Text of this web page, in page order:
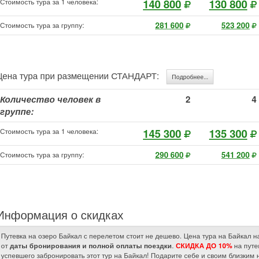
140 800 130 800
Стоимость тура за группу: 281 600 523 200
тура при размещении СТАНДАРТ: Подробнее...
Количество человек в
группе:
2 4
Стоимость тура за 1 человека: 145 300 135 300
Стоимость тура за группу: 290 600 541 200
о скидках
Путевка на озеро Байкал с перелетом стоит не дешево. Цена тура на Байкал
отдаты бронирования и полной оплаты поездки. СКИДКА ДО 10% на
успевшего забронировать этот тур на Байкал! Подарите себе и своим